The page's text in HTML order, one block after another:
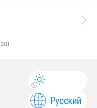
Русский